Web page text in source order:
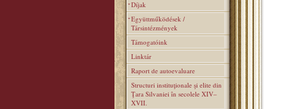
Díjak
Együttműködések /
Társintézmények
Támogatóink
Linktár
Raport de autoevaluare
Structuri instituţionale şi elite din
Ţara Silvaniei în secolele XIV–
XVII.